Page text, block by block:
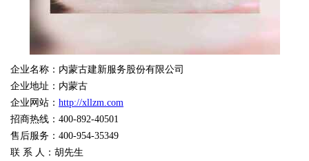
企业名称：内蒙古建新服务股份有限公司
企业地址：内蒙古
企业网站： http://xllzm.com
招商热线：400-892-40501
售后服务：400-954-35349
联 系 人：胡先生